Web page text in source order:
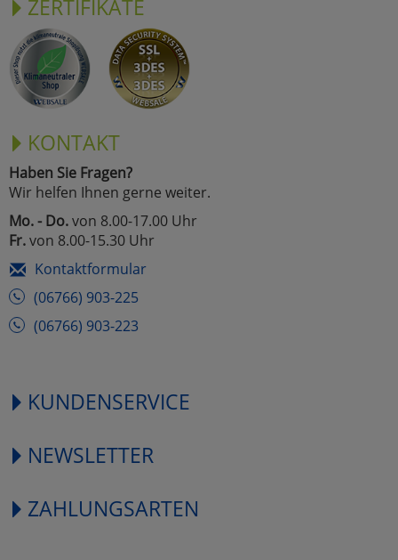
ZERTIFIKATE
KONTAKT
Haben Sie Fragen?
Wir helfen Ihnen gerne weiter.
Mo. - Do.von 8.00-17.00 Uhr
Fr.von 8.00-15.30 Uhr
Kontaktformular
(06766) 903-225
(06766) 903-223
KUNDENSERVICE
NEWSLETTER
ZAHLUNGSARTEN